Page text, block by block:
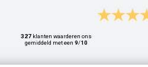
327 klanten waarderen ons
gemiddeld met een 9/10